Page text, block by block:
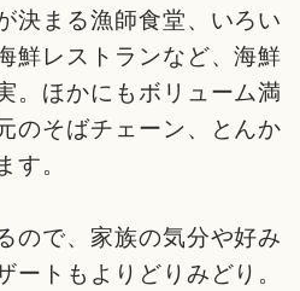
決まる漁師食堂、いろい
鮮レストランなど、海鮮
。ほかにもボリューム満
のそばチェーン、とんか
す。
ので、家族の気分や好み
ートもよりどりみどり。